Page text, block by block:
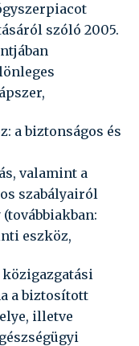
szóló2005.
a biztonságos és
valamint a
szabályairól
(továbbiakban:
eszköz,
közigazgatási
a biztosított
illetve